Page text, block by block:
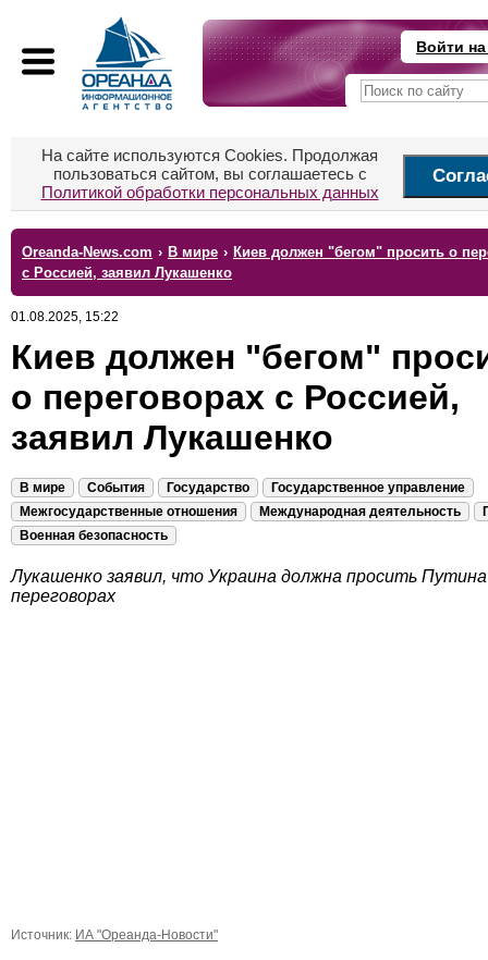
Войти
На сайте используются Cookies. Продолжая
пользоваться сайтом, вы соглашаетесь с
Политикой обработки персональных данных
Oreanda-News.com › В мире › Киев должен "бегом" просить о
с Россией, заявил Лукашенко
01.08.2025, 15:22
Киев должен "бегом"
о переговорах с Россией,
заявил Лукашенко
В мире События Государство
Государственное управление
Межгосударственные отношения
Международная деятельность
Военная безопасность
Лукашенко заявил, что Украина должна просить
переговорах
Источник: ИА "Ореанда-Новости"